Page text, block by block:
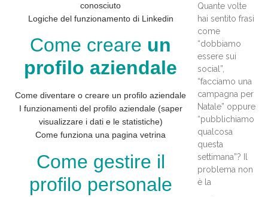
conosciuto
Logiche del funzionamento di Linkedin
Come creare un
profilo aziendale
Come diventare o creare un profilo aziendale
I funzionamenti del profilo aziendale (saper
visualizzare i dati e le statistiche)
Come funziona una pagina vetrina
Come gestire il
profilo personale
Quante volte
hai sentito frasi
come
“dobbiamo
essere sui
social”,
“facciamo una
campagna per
Natale” oppure
“pubblichiamo
qualcosa
questa
settimana”? Il
problema non
è la